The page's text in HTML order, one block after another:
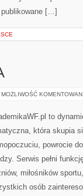
publikowane […]
MOŻLIWOŚĆ
to
która skupia
powrocie
Serwis pełni
miłośników
osób